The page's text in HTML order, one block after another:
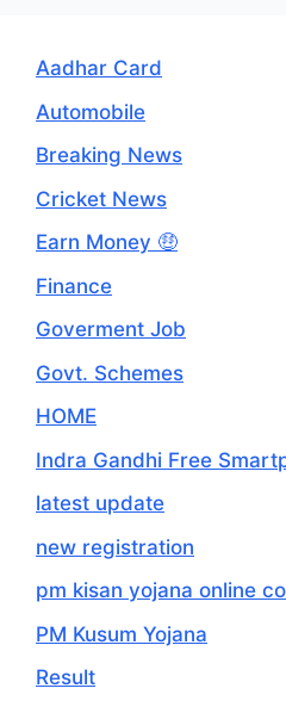
Aadhar Card
Automobile
Breaking News
Cricket News
Earn Money 🤑
Finance
Goverment Job
Govt. Schemes
HOME
Indra Gandhi Free
latest update
new registration
pm kisan yojana online
PM Kusum Yojana
Result